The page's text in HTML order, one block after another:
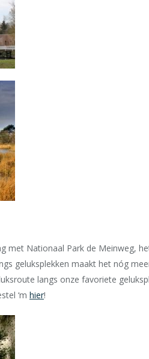
met Nationaal Park de Meinweg,
geluksplekken maakt het nóg
langs onze favoriete
‘m hier!